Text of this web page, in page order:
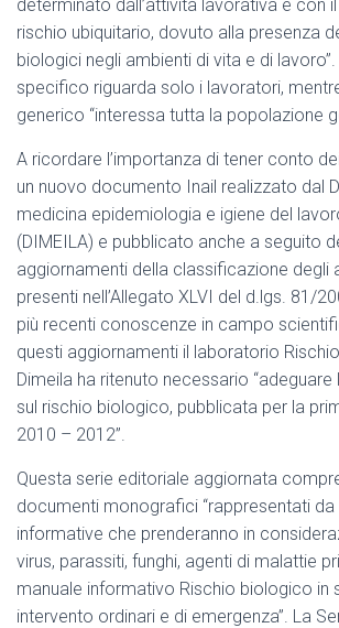
determinato dall’attività lavorativa e con
rischio ubiquitario, dovuto alla presenza
biologici negli ambienti di vita e di
specifico riguarda solo i lavoratori,
generico “interessa tutta la popolazione
A ricordare l’importanza di tener conto
un nuovo documento Inail realizzato dal
medicina epidemiologia e igiene del
(DIMEILA) e pubblicato anche a seguito
aggiornamenti della classificazione degli
presenti nell’Allegato XLVI del d.lgs. 81/
più recenti conoscenze in campo
questi aggiornamenti il laboratorio
Dimeila ha ritenuto necessario
sul rischio biologico, pubblicata per la
2010 – 2012”.
Questa serie editoriale aggiornata
documenti monografici “rappresentati da
informative che prenderanno in
virus, parassiti, funghi, agenti di malattie
manuale informativo Rischio biologico in
intervento ordinari e di emergenza”. La